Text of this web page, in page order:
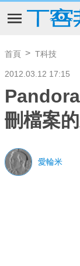
首頁 T科技
2012.03.12 17:15
刪檔案
愛輪米